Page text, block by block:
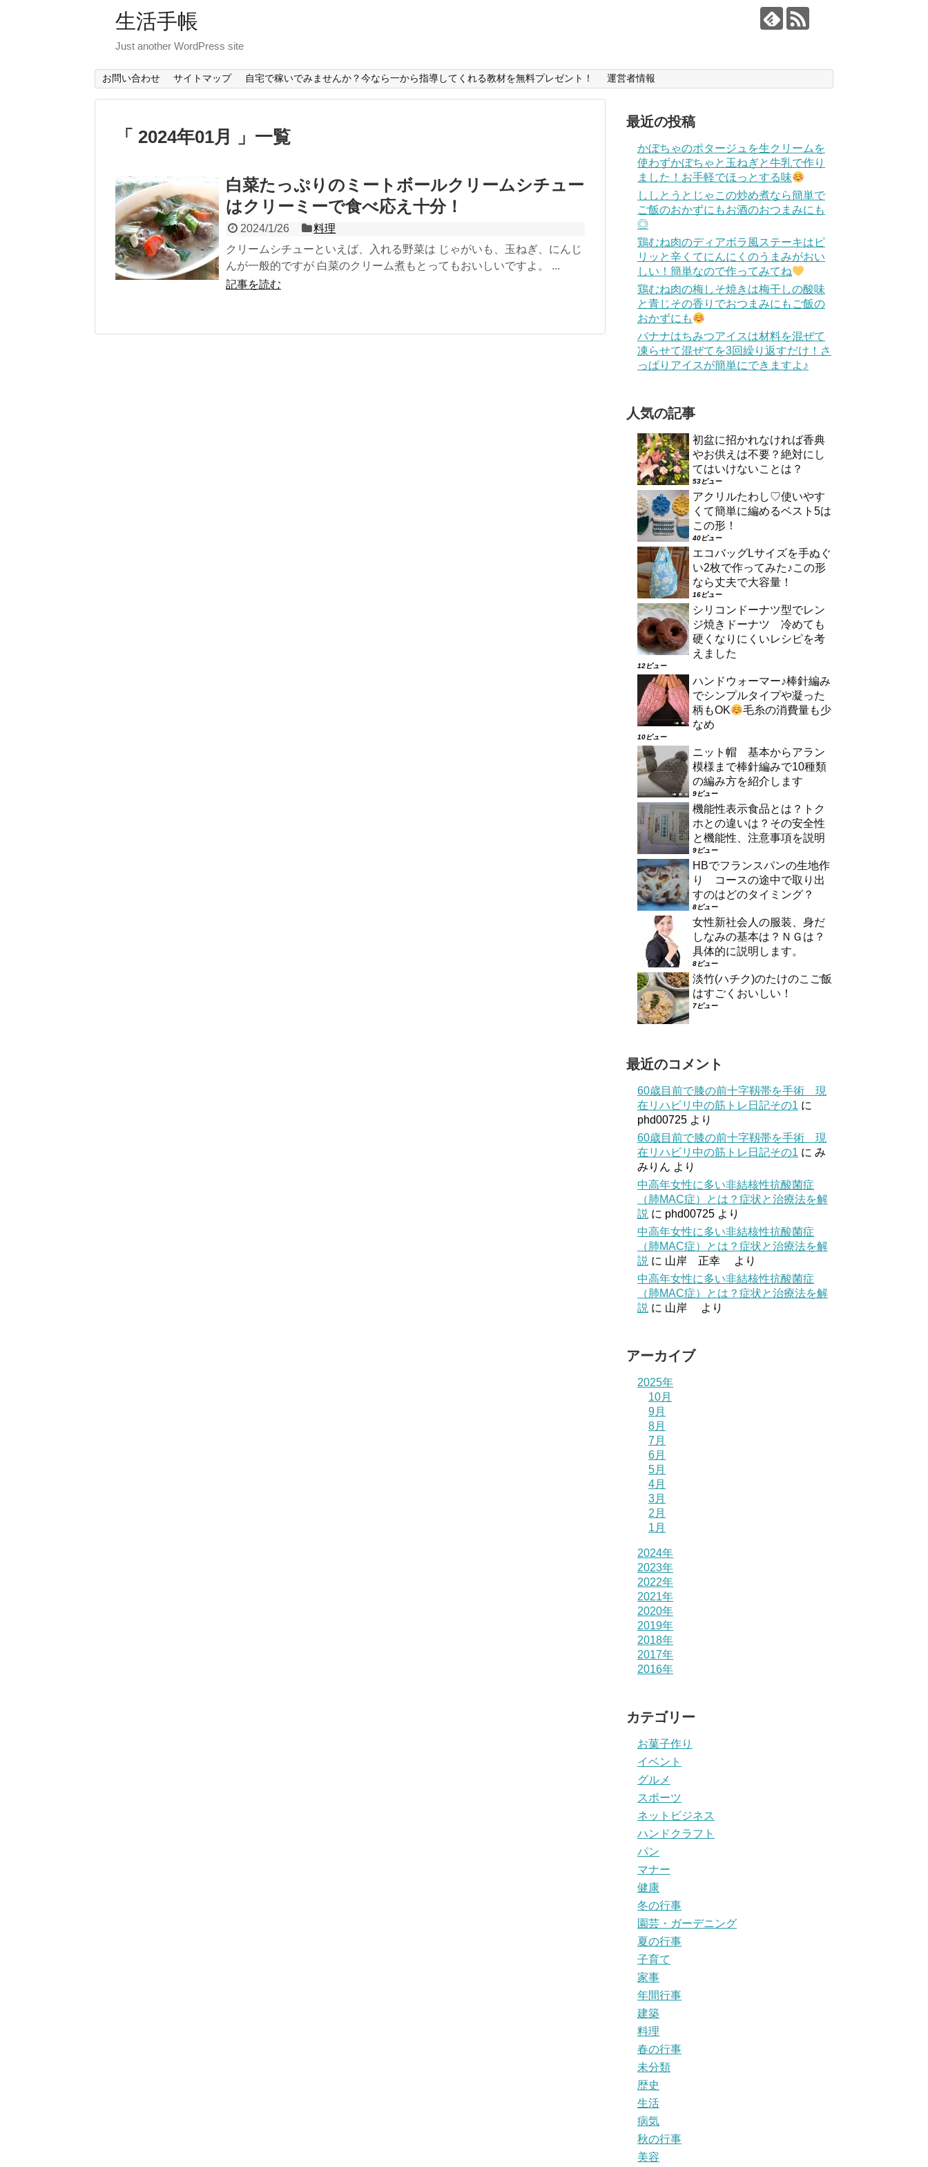
生活手帳
Just another WordPress site
お問い合わせ サイトマップ 自宅で稼いでみませんか？今なら一から指導してくれる教材を無料プレゼント！ 運営者情報
「 2024年01月 」一覧
白菜たっぷりのミートボールクリームシチュー
はクリーミーで食べ応え十分！
2024/1/26
料理
クリームシチューといえば、入れる野菜は じゃがいも、玉ねぎ、にんじ
んが一般的ですが 白菜のクリーム煮もとってもおいしいですよ。 ...
記事を読む
最近の投稿
かぼちゃのポタージュを生クリームを
使わずかぼちゃと玉ねぎと牛乳で作り
ました！お手軽でほっとする味
ししとうとじゃこの炒め煮なら簡単で
ご飯のおかずにもお酒のおつまみにも
◎
鶏むね肉のディアボラ風ステーキはピ
リッと辛くてにんにくのうまみがおい
しい！簡単なので作ってみてね
鶏むね肉の梅しそ焼きは梅干しの酸味
と青じその香りでおつまみにもご飯の
おかずにも
バナナはちみつアイスは材料を混ぜて
凍らせて混ぜてを3回繰り返すだけ！さ
っぱりアイスが簡単にできますよ♪
人気の記事
初盆に招かれなければ香典
やお供えは不要？絶対にし
てはいけないことは？
53ビュー
アクリルたわし♡使いやす
くて簡単に編めるベスト5は
この形！
40ビュー
エコバッグLサイズを手ぬぐ
い2枚で作ってみた♪この形
なら丈夫で大容量！
16ビュー
シリコンドーナツ型でレン
ジ焼きドーナツ 冷めても
硬くなりにくいレシピを考
えました
12ビュー
ハンドウォーマー♪棒針編み
でシンプルタイプや凝った
柄もOK
毛糸の消費量も少
なめ
10ビュー
ニット帽 基本からアラン
模様まで棒針編みで10種類
の編み方を紹介します
9ビュー
機能性表示食品とは？トク
ホとの違いは？その安全性
と機能性、注意事項を説明
9ビュー
HBでフランスパンの生地作
り コースの途中で取り出
すのはどのタイミング？
8ビュー
女性新社会人の服装、身だ
しなみの基本は？ＮＧは？
具体的に説明します。
8ビュー
淡竹(ハチク)のたけのこご飯
はすごくおいしい！
7ビュー
最近のコメント
60歳目前で膝の前十字靱帯を手術 現
在リハビリ中の筋トレ日記その1 に
phd00725 より
60歳目前で膝の前十字靱帯を手術 現
在リハビリ中の筋トレ日記その1 に み
みりん より
中高年女性に多い非結核性抗酸菌症
（肺MAC症）とは？症状と治療法を解
説 に phd00725 より
中高年女性に多い非結核性抗酸菌症
（肺MAC症）とは？症状と治療法を解
説 に 山岸 正幸
より
中高年女性に多い非結核性抗酸菌症
（肺MAC症）とは？症状と治療法を解
説 に 山岸 より
アーカイブ
2025年
10月
9月
8月
7月
6月
5月
4月
3月
2月
1月
2024年
2023年
2022年
2021年
2020年
2019年
2018年
2017年
2016年
カテゴリー
お菓子作り
イベント
グルメ
スポーツ
ネットビジネス
ハンドクラフト
パン
マナー
健康
冬の行事
園芸・ガーデニング
夏の行事
子育て
家事
年間行事
建築
料理
春の行事
未分類
歴史
生活
病気
秋の行事
美容